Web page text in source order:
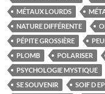
MÉTAUX LOURDS
NATURE DIFFÉRENTE
PÉPITE GROSSIÈRE
PLOMB
POLARISER
PSYCHOLOGIE MYSTIQUE
SE SOUVENIR
SOIF D